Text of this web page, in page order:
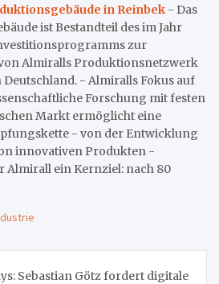
in Reinbek - Das
ist Bestandteil des im Jahr
zur
Almiralls Produktionsnetzwerk
- Almiralls Fokus auf
Forschung mit festen
Markt ermöglicht eine
- von der Entwicklung
innovativen Produkten -
Almirall ein Kernziel: nach 80
Sebastian Götz fordert digitale